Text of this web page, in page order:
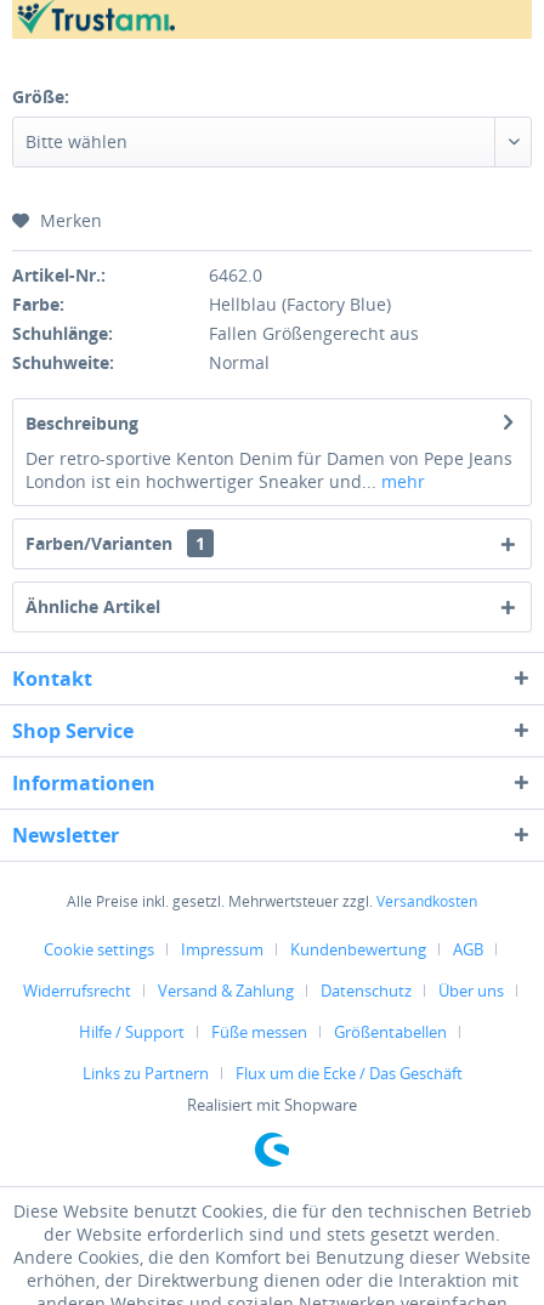
Größe:
Merken
Artikel-Nr.:
6462.0
Farbe:
Hellblau (Factory Blue)
Schuhlänge:
Fallen Größengerecht aus
Schuhweite:
Normal
Beschreibung
Der retro-sportive Kenton Denim für Damen von Pepe Jeans
London ist ein hochwertiger Sneaker und... mehr
Farben/Varianten 1
Ähnliche Artikel
Kontakt
Shop Service
Informationen
Newsletter
Alle Preise inkl. gesetzl. Mehrwertsteuer zzgl.Versandkosten
Cookie settings Impressum Kundenbewertung
AGB
Widerrufsrecht
Versand & Zahlung Datenschutz
Über uns
Hilfe / Support
Füße messen
Größentabellen
Links zu Partnern
Flux um die Ecke / Das Geschäft
Realisiert mit Shopware
Diese Website benutzt Cookies, die für den technischen Betrieb
der Website erforderlich sind und stets gesetzt werden.
Andere Cookies, die den Komfort bei Benutzung dieser Website
erhöhen, der Direktwerbung dienen oder die Interaktion mit